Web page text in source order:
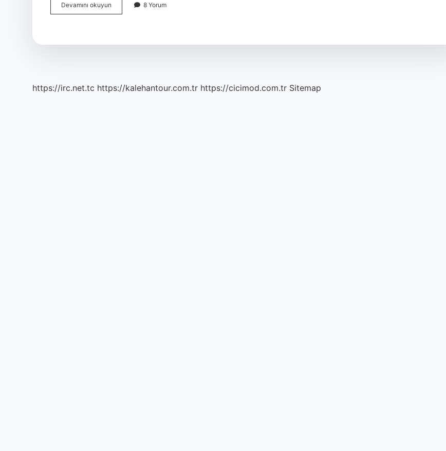
Devamını okuyun Tavşanlar
Yalnız
8 Yorum
https://irc.net.tc https://kalehantour.com.tr https://cicimod.com.tr Sitemap